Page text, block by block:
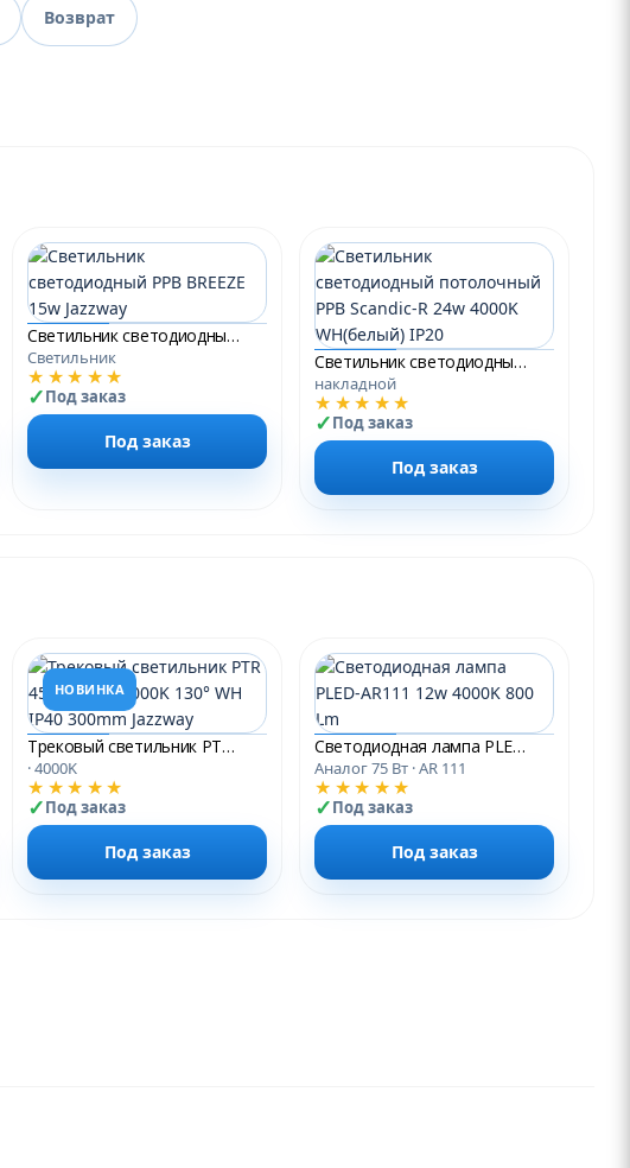
Возврат
Светильник светодиодный PPB BREEZE 15w Jazzway
Светильник
★★★★★
Под заказ
Под заказ
Светильник светодиодный потолочный PPB Scandic-R 24w 4000K WH(белый) IP20
накладной
★★★★★
Под заказ
Под заказ
НОВИНКА
Трековый светильник PTR 4512R 12W 4000K 130° WH IP40 300mm Jazzway
· 4000K
★★★★★
Под заказ
Под заказ
Светодиодная лампа PLED-AR111 12w 4000K 800 Lm
Аналог 75 Вт · AR 111
★★★★★
Под заказ
Под заказ